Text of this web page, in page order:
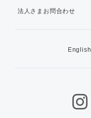
法人さまお問合わせ
English